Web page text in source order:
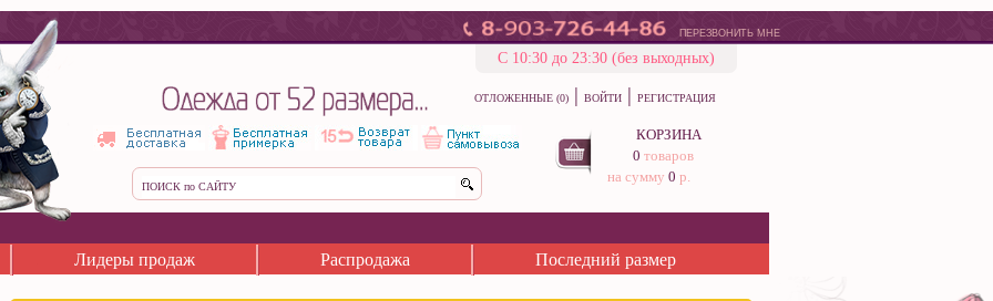
ПЕРЕЗВОНИТЬ МНЕ
С 10:30 до 23:30 (без выходных)
ОТЛОЖЕННЫЕ (0) | ВОЙТИ | РЕГИСТРАЦИЯ
КОРЗИНА
0 товаров
на сумму 0 р.
Лидеры продаж Распродажа Последний размер